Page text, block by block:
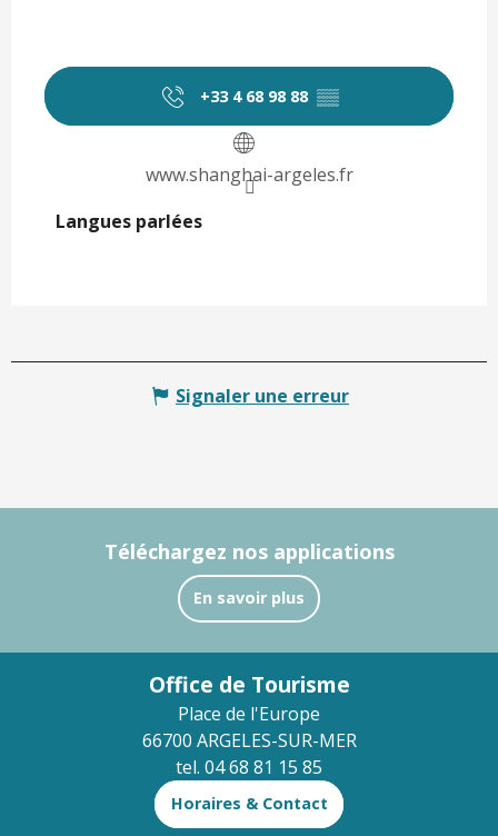
+33 4 68 98 88 ▒▒
www.shanghai-argeles.fr
Langues parlées
Langues parlées
Signaler une erreur
Téléchargez nos applications
En savoir plus
Office de Tourisme
Place de l'Europe
66700 ARGELES-SUR-MER
tel. 04 68 81 15 85
Horaires & Contact